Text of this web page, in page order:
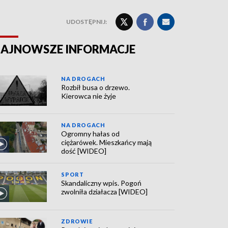
UDOSTĘPNIJ:
INFORMACJE
NA DROGACH
Rozbił busa o drzewo.
Kierowca nie żyje
NA DROGACH
Ogromny hałas od
ciężarówek. Mieszkańcy mają
dość [WIDEO]
SPORT
Skandaliczny wpis. Pogoń
zwolniła działacza [WIDEO]
ZDROWIE